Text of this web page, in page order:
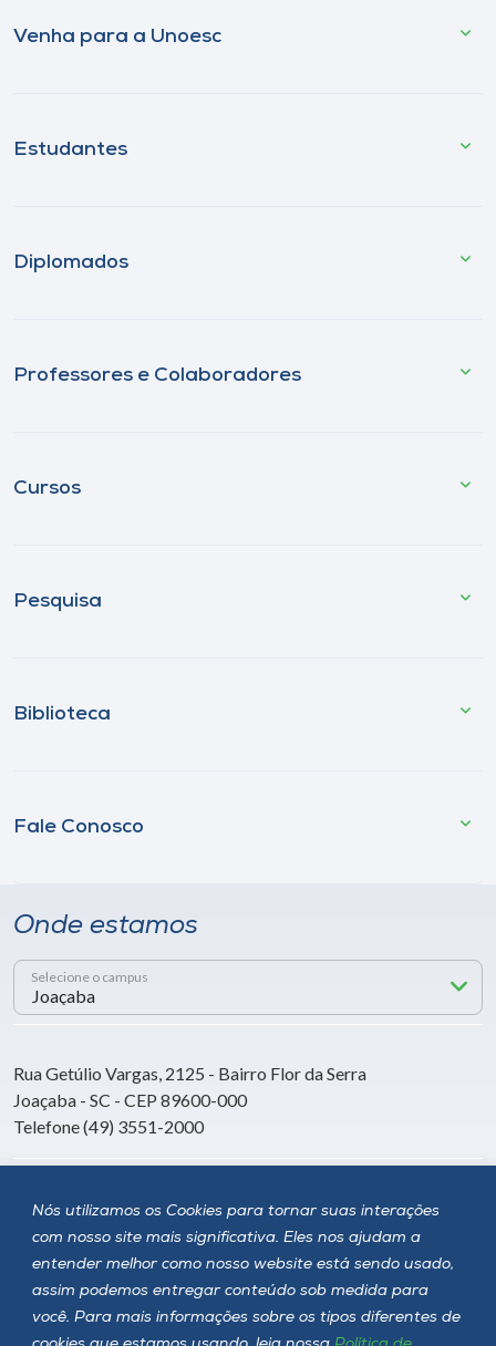
Nós utilizamos os Cookies para tornar suas interações
com nosso site mais significativa. Eles nos ajudam a
entender melhor como nosso website está sendo usado,
assim podemos entregar conteúdo sob medida para
você. Para mais informações sobre os tipos diferentes de
Venha para a Unoesc
Estudantes
Diplomados
Professores e Colaboradores
Cursos
Pesquisa
Biblioteca
Fale Conosco
Onde estamos
Selecione o campus
Rua Getúlio Vargas, 2125 - Bairro Flor da Serra
Joaçaba - SC - CEP 89600-000
Telefone (49) 3551-2000
Siga a Unoesc